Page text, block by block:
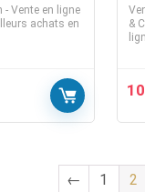
- Vente en ligne
achats en
&
← 1 2